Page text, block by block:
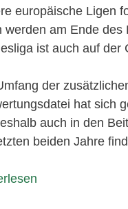
europäische Ligen
werden am Ende
ist auch auf der
der
hat sich
auch in den
beiden Jahre